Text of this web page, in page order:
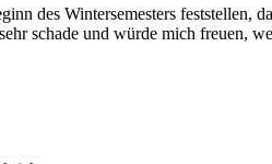
des Wintersemesters
schade und würde mich freuen,